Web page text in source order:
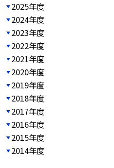
2025年度
2024年度
2023年度
2022年度
2021年度
2020年度
2019年度
2018年度
2017年度
2016年度
2015年度
2014年度